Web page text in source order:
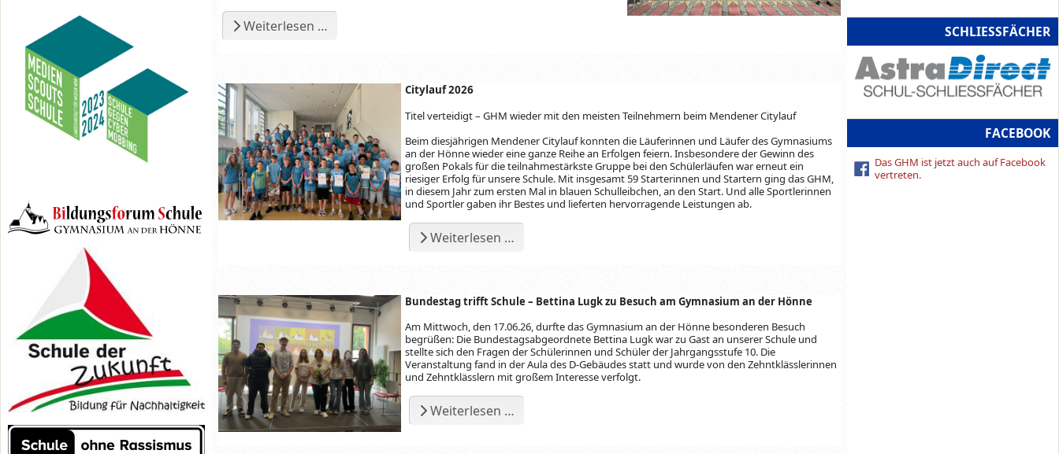
SCHLIESSFÄCHER
FACEBOOK
Das GHM ist jetzt auch auf Facebook
vertreten.
Weiterlesen …
Citylauf 2026
Titel verteidigt – GHM wieder mit den meisten Teilnehmern beim Mendener Citylauf
Beim diesjährigen Mendener Citylauf konnten die Läuferinnen und Läufer des Gymnasiums
an der Hönne wieder eine ganze Reihe an Erfolgen feiern. Insbesondere der Gewinn des
großen Pokals für die teilnahmestärkste Gruppe bei den Schülerläufen war erneut ein
riesiger Erfolg für unsere Schule. Mit insgesamt 59 Starterinnen und Startern ging das GHM,
in diesem Jahr zum ersten Mal in blauen Schulleibchen, an den Start. Und alle Sportlerinnen
und Sportler gaben ihr Bestes und lieferten hervorragende Leistungen ab.
Weiterlesen …
Bundestag trifft Schule – Bettina Lugk zu Besuch am Gymnasium an der Hönne
Am Mittwoch, den 17.06.26, durfte das Gymnasium an der Hönne besonderen Besuch
begrüßen: Die Bundestagsabgeordnete Bettina Lugk war zu Gast an unserer Schule und
stellte sich den Fragen der Schülerinnen und Schüler der Jahrgangsstufe 10. Die
Veranstaltung fand in der Aula des D-Gebäudes statt und wurde von den Zehntklässlerinnen
und Zehntklässlern mit großem Interesse verfolgt.
Weiterlesen …